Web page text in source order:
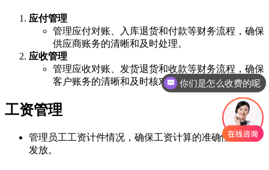
应付管理
管理应付对账、入库退货和付款等财务流程，确保
供应商账务的清晰和及时处理。
应收管理
管理应收对账、发货退货和收款等财务流程，确保
客户账务的清晰和及时核对。
工资管理
管理员工工资计件情况，确保工资计算的准确性和及时
发放。
你们是怎么收费的呢